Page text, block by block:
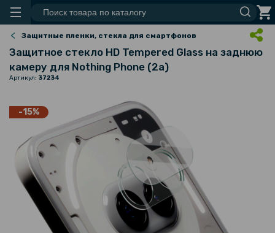
Защитные пленки, стекла для смартфонов
Защитное стекло HD Tempered Glass на заднюю
камеру для Nothing Phone (2a)​​
Артикул: 37234
-15%